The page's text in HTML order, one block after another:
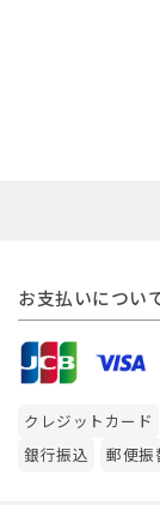
お支払いについ
クレジットカード
銀行振込
郵便振